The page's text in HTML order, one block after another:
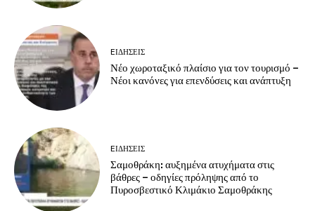
EΙΔΗΣΕΙΣ
Νέο χωροταξικό πλαίσιο για τον τουρισμό –
Νέοι κανόνες για επενδύσεις και ανάπτυξη
EΙΔΗΣΕΙΣ
Σαμοθράκη: αυξημένα ατυχήματα στις
βάθρες – οδηγίες πρόληψης από το
Πυροσβεστικό Κλιμάκιο Σαμοθράκης